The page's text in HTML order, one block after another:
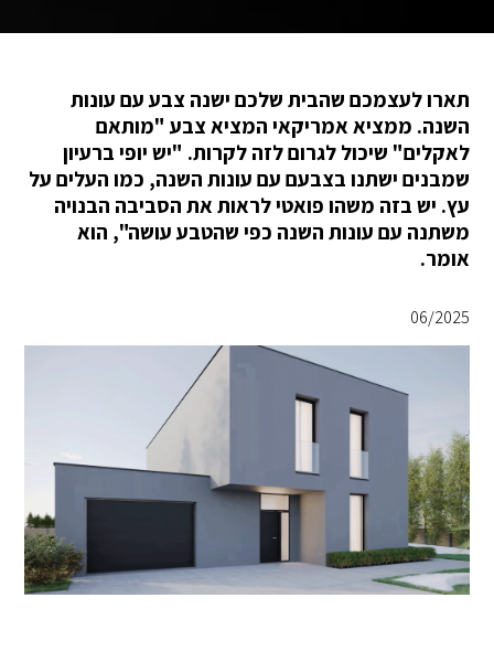
תארו לעצמכם שהבית שלכם ישנה צבע עם עונות
השנה. ממציא אמריקאי המציא צבע "מותאם
לאקלים" שיכול לגרום לזה לקרות. "יש יופי ברעיון
שמבנים ישתנו בצבעם עם עונות השנה, כמו העלים על
עץ. יש בזה משהו פואטי לראות את הסביבה הבנויה
משתנה עם עונות השנה כפי שהטבע עושה", הוא
אומר.
06/2025